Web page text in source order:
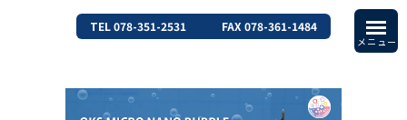
TEL 078-351-2531 FAX 078-361-1484